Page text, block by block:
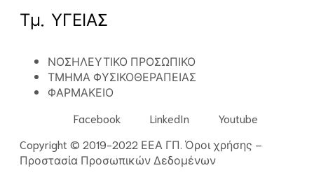
Τμ. ΥΓΕΙΑΣ
ΝΟΣΗΛΕΥΤΙΚΟ ΠΡΟΣΩΠΙΚΟ
ΤΜΗΜΑ ΦΥΣΙΚΟΘΕΡΑΠΕΙΑΣ
ΦΑΡΜΑΚΕΙΟ
Facebook
LinkedIn
Youtube
Copyright © 2019-2022 ΕΕΑ ΓΠ. Όροι χρήσης –
Προστασία Προσωπικών Δεδομένων